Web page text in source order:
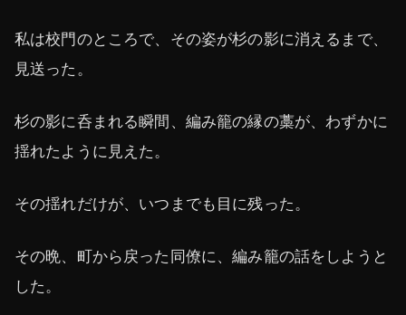
私は校門のところで、その姿が杉の影に消えるまで、
見送った。
杉の影に呑まれる瞬間、編み籠の縁の藁が、わずかに
揺れたように見えた。
その揺れだけが、いつまでも目に残った。
その晩、町から戻った同僚に、編み籠の話をしようと
した。